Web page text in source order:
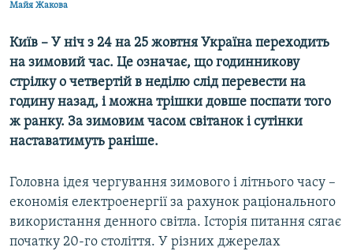
Усі сайти RFE/RL
Майя Жакова
Київ – У ніч з 24 на 25 жовтня Україна переходить
на зимовий час. Це означає, що годинникову
стрілку о четвертій в неділю слід перевести на
годину назад, і можна трішки довше поспати того
ж ранку. За зимовим часом світанок і сутінки
наставатимуть раніше.
Головна ідея чергування зимового і літнього часу –
економія електроенергії за рахунок раціонального
використання денного світла. Історія питання сягає
початку 20-го століття. У різних джерелах